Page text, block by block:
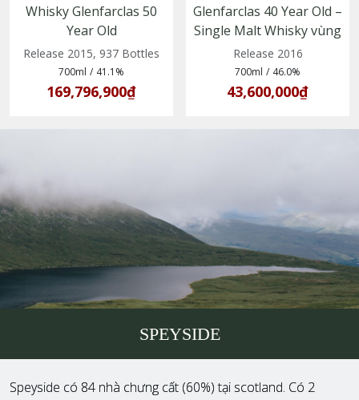
Whisky Glenfarclas 50
Year Old
(5018066150381)
Release 2015, 937 Bottles
700ml / 41.1%
169,796,900₫
Glenfarclas 40 Year Old –
Single Malt Whisky vùng
Speyside
Release 2016
700ml / 46.0%
43,600,000₫
SPEYSIDE
Speyside có 84 nhà chưng cất (60%) tại scotland. Có 2